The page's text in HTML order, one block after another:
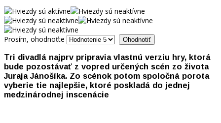
Prosím, ohodnoťte
Tri divadlá najprv pripravia vlastnú verziu hry, ktorá
bude pozostávať z vopred určených scén zo života
Juraja Jánošíka. Zo scénok potom spoločná porota
vyberie tie najlepšie, ktoré poskladá do jednej
medzinárodnej inscenácie